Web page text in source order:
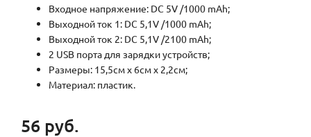
Входное напряжение: DC 5V /1000 mAh;
Выходной ток 1: DC 5,1V /1000 mAh;
Выходной ток 2: DC 5,1V /2100 mAh;
2 USB порта для зарядки устройств;
Размеры: 15,5см x 6см x 2,2см;
Материал: пластик.
56 руб.